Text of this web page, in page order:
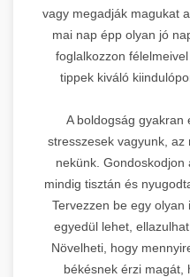
vagy megadják magukat
mai nap épp olyan jó
foglalkozzon
tippek kiváló
A boldogság gyakran
stresszesek vagyunk,
nekünk.
mindig tisztán és
Tervezzen be egy
egyedül lehet,
Növelheti, hogy
békésnek érzi magát,